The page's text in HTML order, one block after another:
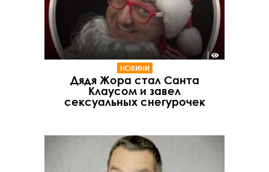
НОВИНИ
Дядя Жора стал Санта
Клаусом и завел
сексуальных снегурочек